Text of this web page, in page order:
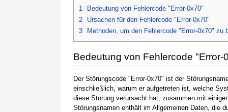
1
Bedeutung von Fehlercode "Error-0x70"
2
Ursachen für den Fehlercode "Error-0x70"
3
Methoden, um den Fehlercode "Error-0x70" zu
Bedeutung von Fehlercode "Error-
Der Störungscode "Error-0x70" ist der
einschließlich, warum er aufgetreten ist, welche
diese Störung verursacht hat, zusammen mit
Störungsnamen enthält im Allgemeinen Daten, die